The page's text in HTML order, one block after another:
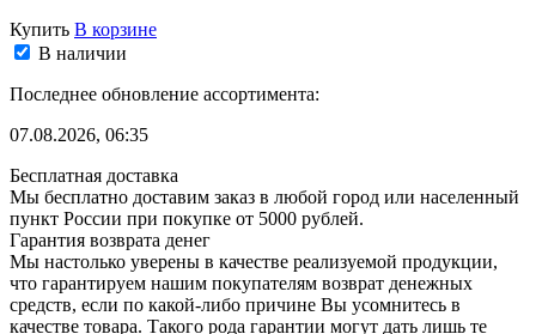
Купить В корзине
В наличии
Последнее обновление ассортимента:
07.08.2026, 06:35
Бесплатная доставка
Мы бесплатно доставим заказ в любой город или населенный
пункт России при покупке от 5000 рублей.
Гарантия возврата денег
Мы настолько уверены в качестве реализуемой продукции,
что гарантируем нашим покупателям возврат денежных
средств, если по какой-либо причине Вы усомнитесь в
качестве товара. Такого рода гарантии могут дать лишь те